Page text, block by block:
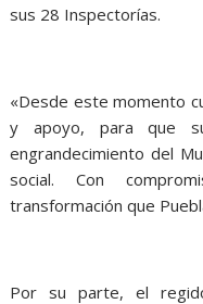
sus 28 Inspectorías.
«Desde este momento
y apoyo, para que
engrandecimiento del
social. Con
transformación que
Por su parte, el